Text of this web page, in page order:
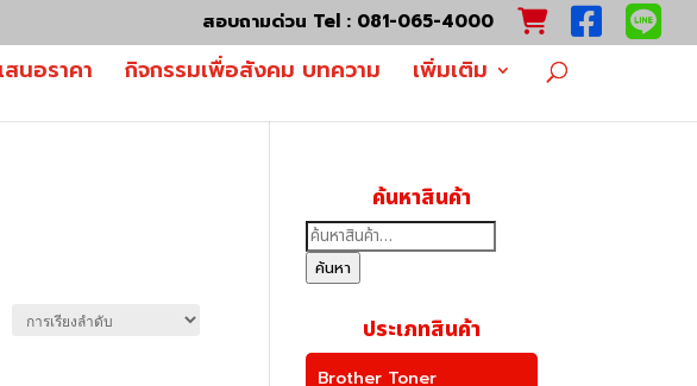
สอบถามด่วน Tel : 081-065-4000
นอราคา กิจกรรมเพื่อสังคม บทความ เพิ่มเติม
ค้นหาสินค้า
ค้นหา:
ค้นหา
ประเภทสินค้า
Brother Toner